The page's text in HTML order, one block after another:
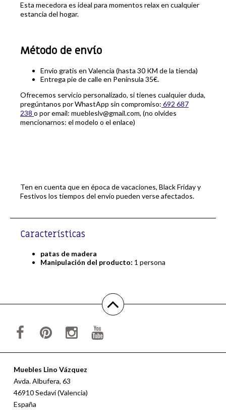
Esta mecedora es ideal para momentos relax en cualquier
estancia del hogar.
Método de envío
Envio gratis en Valencia (hasta 30 KM de la tienda)
Entrega pie de calle en Península 35€.
Ofrecemos servicio personalizado, si tienes cualquier duda,
pregúntanos por WhastApp sin compromiso: 692 687
238 o por email: muebleslv@gmail.com, (no olvides
mencionarnos: el modelo o el enlace)
Ten en cuenta que en época de vacaciones, Black Friday y
Festivos los tiempos del envio pueden verse afectados.
Características
patas de madera
Manipulación del producto: 1 persona
Muebles Lino Vázquez
Avda. Albufera, 63
46910 Sedaví (Valencia)
España